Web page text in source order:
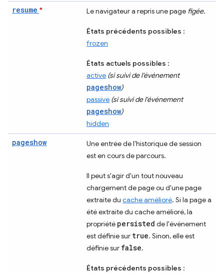
resume * Le navigateur a repris une page figée.
États précédents possibles :
frozen
États actuels possibles :
active (si suivi de l'événement
pageshow)
passive (si suivi de l'événement
pageshow)
hidden
pageshow
Une entrée de l'historique de session
est en cours de parcours.
Il peut s'agir d'un tout nouveau
chargement de page ou d'une page
extraite du cache amélioré. Si la page a
été extraite du cache amélioré, la
propriété persisted de l'événement
est définie sur true. Sinon, elle est
définie sur false.
États précédents possibles :